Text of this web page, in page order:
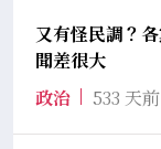
又有怪民調？
聞差很大
政治
533 天前